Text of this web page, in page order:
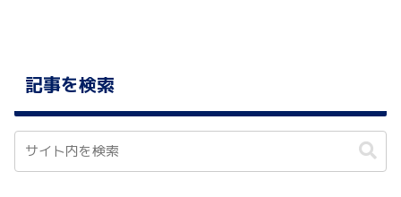
記事を検索